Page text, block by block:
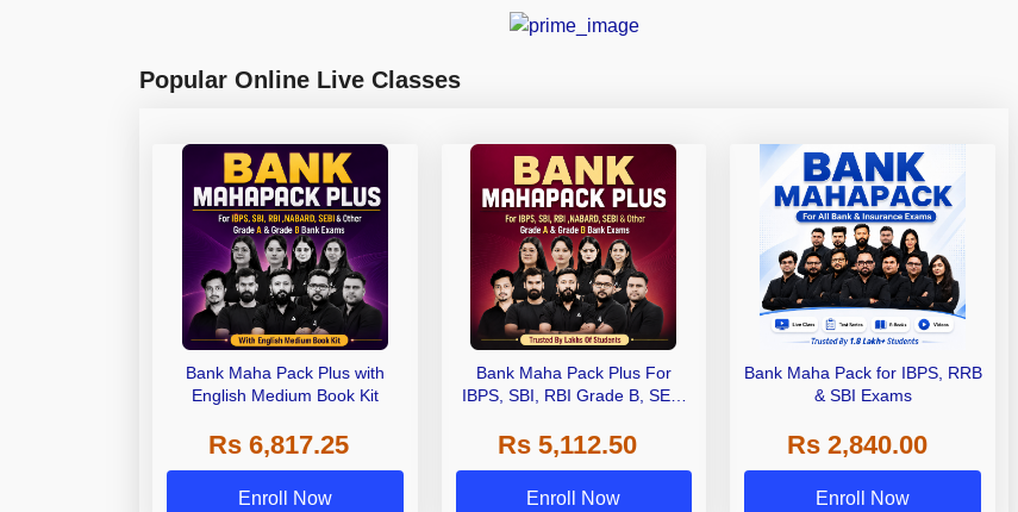
Popular Online Live Classes
Bank Maha Pack Plus with
English Medium Book Kit
Rs 6,817.25
Enroll Now
Bank Maha Pack Plus For
IBPS, SBI, RBI Grade B, SEBI
Other Grade A & Grade B Bank
Exams
Rs 5,112.50
Enroll Now
Bank Maha Pack for IBPS, RRB
& SBI Exams
Rs 2,840.00
Enroll Now